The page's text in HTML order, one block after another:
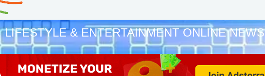
LIFESTYLE & ENTERTAINMENT ONLINE NEWS